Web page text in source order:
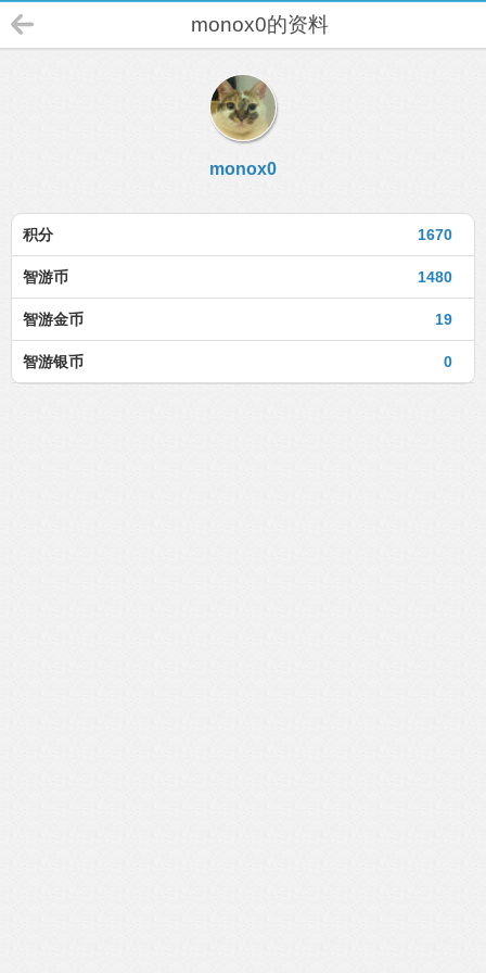
monox0的资料
monox0
1670
积分
1480
智游币
19
智游金币
0
智游银币